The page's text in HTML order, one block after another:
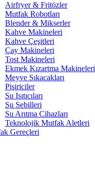
Airfryer & Fritözler
Mutfak Robotları
Blender & Mikserler
Kahve Makineleri
Kahve Çeşitleri
Çay Makineleri
Tost Makineleri
Ekmek Kızartma Makineleri
Meyve Sıkacakları
Pişiriciler
Su Isıtıcıları
Su Sebilleri
Su Arıtma Cihazları
Teknolojik Mutfak Aletleri
Gereçleri